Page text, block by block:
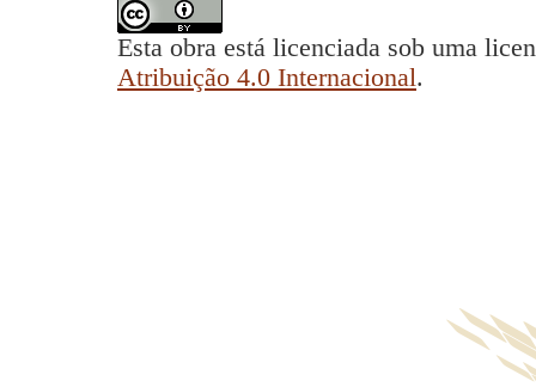
Esta obra está licenciada sob uma
Atribuição 4.0 Internacional.